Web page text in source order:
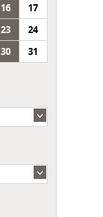
16
17
23
24
30 31